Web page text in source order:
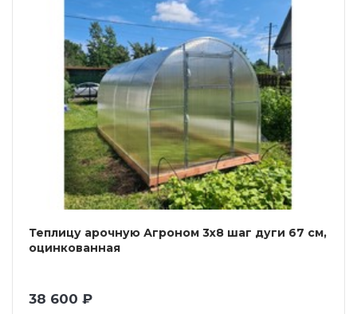
Теплицу арочную Агроном 3х8 шаг дуги 67 см,
оцинкованная
38 600 ₽